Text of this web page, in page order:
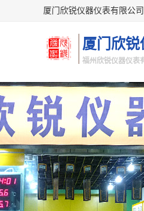
厦门欣锐
福州欣锐仪器仪表